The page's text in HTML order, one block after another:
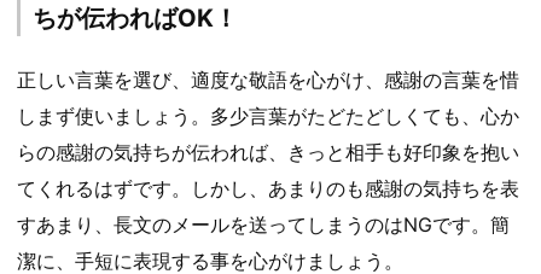
ちが伝わればOK！
正しい言葉を選び、適度な敬語を心がけ、感謝の言葉を惜
しまず使いましょう。多少言葉がたどたどしくても、心か
らの感謝の気持ちが伝われば、きっと相手も好印象を抱い
てくれるはずです。しかし、あまりのも感謝の気持ちを表
すあまり、長文のメールを送ってしまうのはNGです。簡
潔に、手短に表現する事を心がけましょう。